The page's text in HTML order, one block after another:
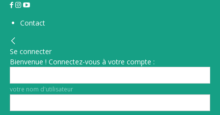
Contact
Se connecter
Bienvenue ! Connectez-vous à votre compte :
votre nom d'utilisateur